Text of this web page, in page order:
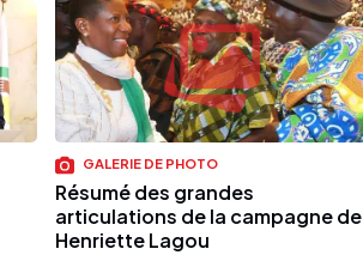
GALERIE DE PHOTO
Résumé des grandes
articulations de la campagne de
Henriette Lagou